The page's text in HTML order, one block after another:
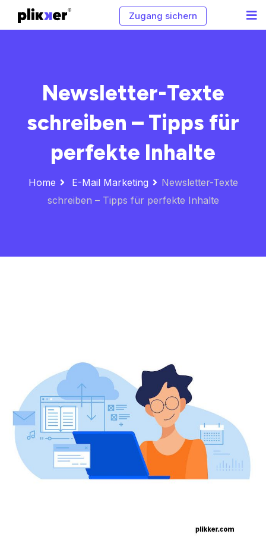
Zugang sichern
Newsletter-Texte
schreiben – Tipps für
perfekte Inhalte
Home E-Mail Marketing
Newsletter-Texte
schreiben – Tipps für perfekte Inhalte